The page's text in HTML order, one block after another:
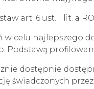
art. 6 ust. 1 lit. a
w celu najlepszego
Podstawą
dostępnie
świadczonych